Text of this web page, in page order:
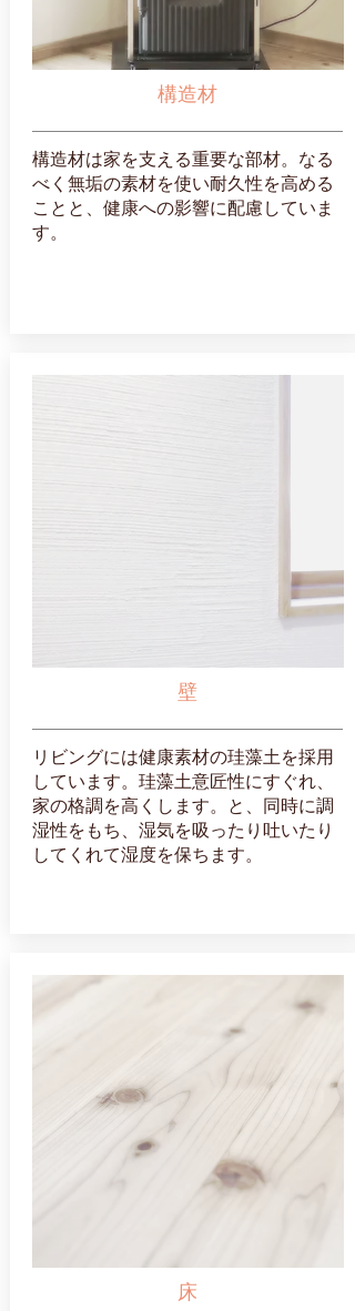
構造材
構造材は家を支える重要な部材。なる
べく無垢の素材を使い耐久性を高める
ことと、健康への影響に配慮していま
す。
壁
リビングには健康素材の珪藻土を採用
しています。珪藻土意匠性にすぐれ、
家の格調を高くします。と、同時に調
湿性をもち、湿気を吸ったり吐いたり
してくれて湿度を保ちます。
床